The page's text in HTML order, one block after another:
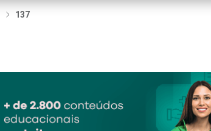
137